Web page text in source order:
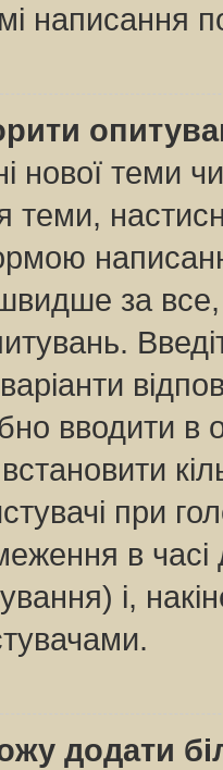
написання
нової теми
теми,
швидше за
вводити в
при
в
і,
додати